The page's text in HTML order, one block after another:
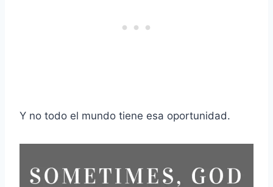
Y no todo el mundo tiene esa oportunidad.